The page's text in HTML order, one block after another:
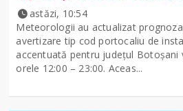
astăzi, 10:54
Meteorologii au actualizat
avertizare tip cod portocaliu de
accentuată pentru județul Botoșani
orele 12:00 – 23:00. Aceas...